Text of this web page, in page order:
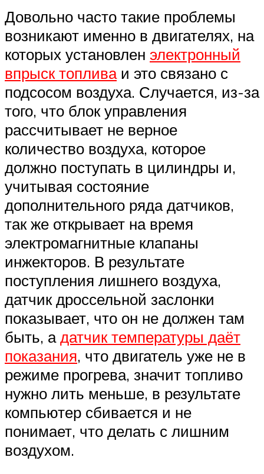
Довольно часто такие проблемы
возникают именно в двигателях, на
которых установлен электронный
впрыск топливаи это связано с
подсосом воздуха. Случается, из-за
того, что блок управления
рассчитывает не верное
количество воздуха, которое
должно поступать в цилиндры и,
учитывая состояние
дополнительного ряда датчиков,
так же открывает на время
электромагнитные клапаны
инжекторов. В результате
поступления лишнего воздуха,
датчик дроссельной заслонки
показывает, что он не должен там
быть, адатчик температуры даёт
показания, что двигатель уже не в
режиме прогрева, значит топливо
нужно лить меньше, в результате
компьютер сбивается и не
понимает, что делать с лишним
воздухом.